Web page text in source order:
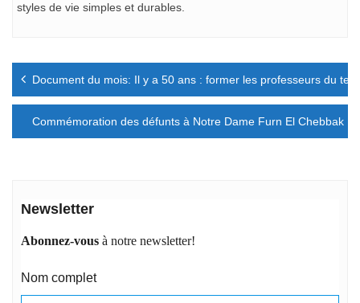
styles de vie simples et durables.
Navigation
l’article
Document du mois: Il y a 50 ans : former les professeurs du
Commémoration des défunts à Notre Dame Furn El Chebbak
Newsletter
Abonnez-vous à notre newsletter!
Nom complet